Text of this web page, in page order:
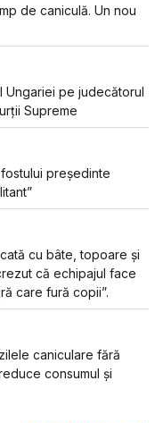
de caniculă. Un nou
pe judecătorul
Supreme
președinte
cu bâte, topoare și
că echipajul face
care fură copii”.
caniculare fără
consumul și